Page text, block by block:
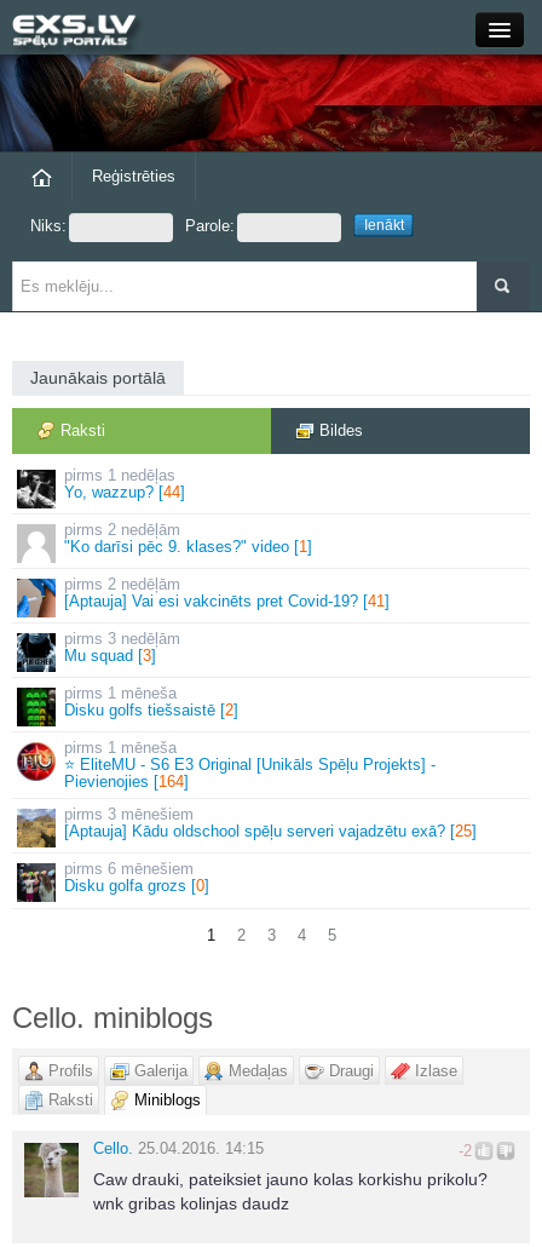
Close
Forums
Grupas
Reģistrēties
Niks: Parole:
Jaunākais portālā
Raksti Bildes
1 nedēļas
Yo, wazzup? [44]
2 nedēļām
"Ko darīsi pēc 9. klases?" video [1]
2 nedēļām
[Aptauja] Vai esi vakcinēts pret Covid-19? [41]
3 nedēļām
Mu squad [3]
1 mēneša
Disku golfs tiešsaistē [2]
1 mēneša
⭐ EliteMU - S6 E3 Original [Unikāls Spēļu Projekts] -
Pievienojies [164]
3 mēnešiem
[Aptauja] Kādu oldschool spēļu serveri vajadzētu exā? [25]
6 mēnešiem
Disku golfa grozs [0]
1 2 3 4 5
Cello. miniblogs
Profils Galerija Medaļas Draugi
Izlase
Raksti
Miniblogs
-2
Cello. 25.04.2016. 14:15
Caw drauki, pateiksiet jauno kolas korkishu prikolu?
wnk gribas kolinjas daudz